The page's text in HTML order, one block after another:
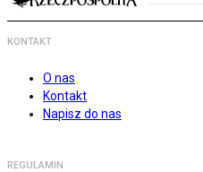
KONTAKT
O nas
Kontakt
Napisz do nas
REGULAMIN